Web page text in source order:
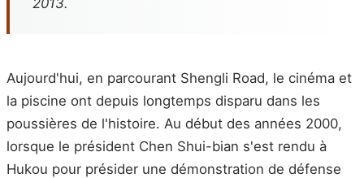
Aujourd'hui, en parcourant Shengli Road, le cinéma et
la piscine ont depuis longtemps disparu dans les
poussières de l'histoire. Au début des années 2000,
lorsque le président Chen Shui-bian s'est rendu à
Hukou pour présider une démonstration de défense